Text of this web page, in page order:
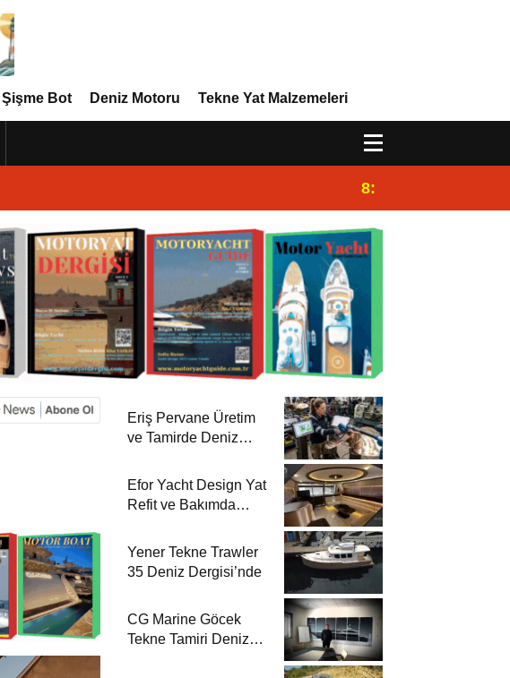
Şişme Bot Deniz Motoru Tekne Yat Malzemeleri
8:29
Eriş Pervane Üretim
ve Tamirde Deniz
Efor Yacht Design Yat
Refit ve Bakımda
Yener Tekne Trawler
35 Deniz Dergisi’nde
CG Marine Göcek
Tekne Tamiri Deniz